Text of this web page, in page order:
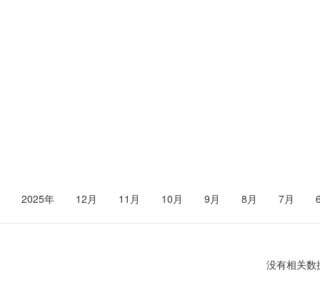
2025年 12月 11月 10月 9月 8月 7月
没有相关数